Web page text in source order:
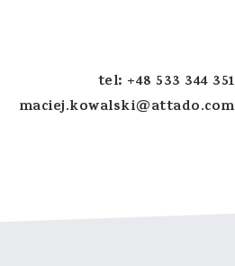
tel: +48 533 344 351
maciej.kowalski@attado.com